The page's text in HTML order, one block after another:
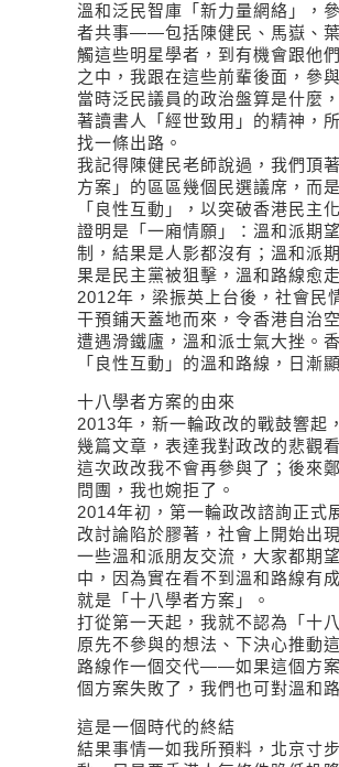
溫和泛民智庫「新力量網絡」，
者共事——包括陳健民、馬嶽、
觸這些明星學者，到有機會跟他
之中，我跟在這些前輩後面，參
當時泛民議員的政治盤算是什麼
著讀書人「經世致用」的精神，
找一條出路。
我記得陳健民老師說過，我們頂
方案」的區區幾個民選議席，而
「良性互動」，以突破香港民主
證明是「一廂情願」：溫和派期
制，結果是人影都沒有；溫和派
果是民主黨被狙擊，溫和路線愈
2012年，梁振英上台後，社會民
干預鋪天蓋地而來，令香港自治
遭遇滑鐵廬，溫和派士氣大挫。
「良性互動」的溫和路線，日漸
十八學者方案的由來
2013年，新一輪政改的戰鼓響起
幾篇文章，表達我對政改的悲觀
這次政改我不會再參與了；後來
問團，我也婉拒了。
2014年初，第一輪政改諮詢正式
改討論陷於膠著，社會上開始出
一些溫和派朋友交流，大家都期
中，因為實在看不到溫和路線
就是「十八學者方案」。
打從第一天起，我就不認為「十
原先不參與的想法、下決心推動
路線作一個交代——如果這個方
個方案失敗了，我們也可對溫和
這是一個時代的終結
結果事情一如我所預料，北京寸